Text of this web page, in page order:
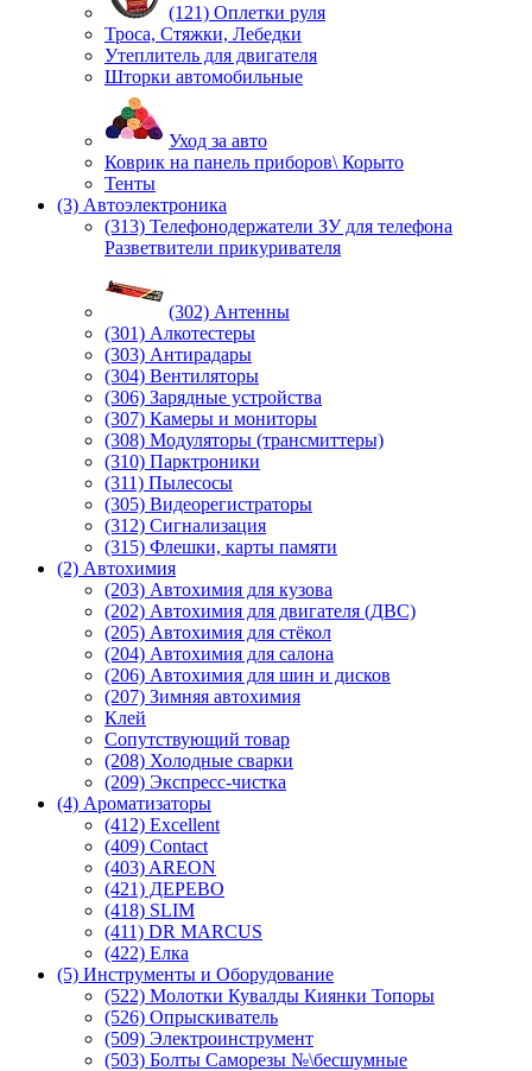
(121) Оплетки руля
Троса, Стяжки, Лебедки
Утеплитель для двигателя
Шторки автомобильные
Уход за авто
Коврик на панель приборов\ Корыто
Тенты
(3) Автоэлектроника
(313) Телефонодержатели ЗУ для телефона
Разветвители прикуривателя
(302) Антенны
(301) Алкотестеры
(303) Антирадары
(304) Вентиляторы
(306) Зарядные устройства
(307) Камеры и мониторы
(308) Модуляторы (трансмиттеры)
(310) Парктроники
(311) Пылесосы
(305) Видеорегистраторы
(312) Сигнализация
(315) Флешки, карты памяти
(2) Автохимия
(203) Автохимия для кузова
(202) Автохимия для двигателя (ДВС)
(205) Автохимия для стёкол
(204) Автохимия для салона
(206) Автохимия для шин и дисков
(207) Зимняя автохимия
Клей
Сопутствующий товар
(208) Холодные сварки
(209) Экспреcс-чистка
(4) Ароматизаторы
(412) Excellent
(409) Contact
(403) AREON
(421) ДЕРЕВО
(418) SLIM
(411) DR MARCUS
(422) Елка
(5) Инструменты и Оборудование
(522) Молотки Кувалды Киянки Топоры
(526) Опрыскиватель
(509) Электроинструмент
(503) Болты Саморезы №\бесшумные